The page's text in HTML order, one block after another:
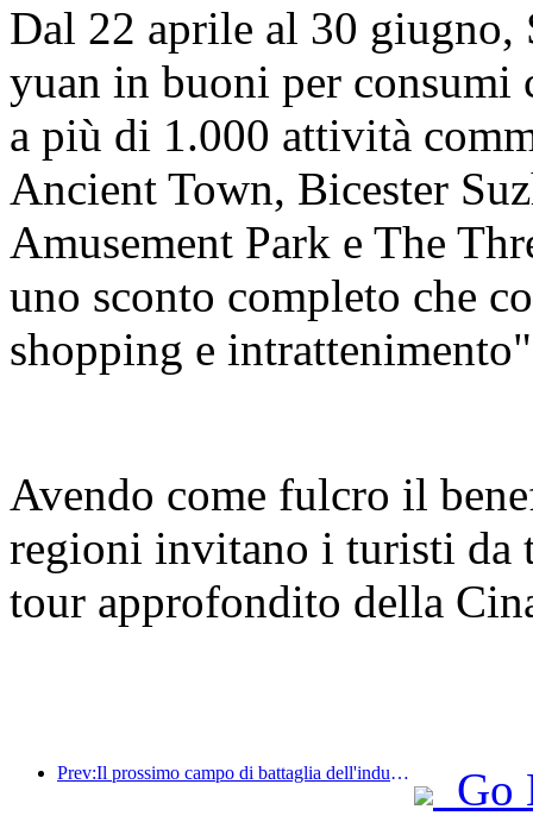
Dal 22 aprile al 30
yuan in buoni per
a più di 1.000 attività
Ancient Town, Bicester
Amusement Park e The
uno sconto completo che
shopping e
Avendo come fulcro il
regioni invitano i turisti da
tour approfondito della
Prev:Il prossimo campo di battaglia dell'industria alberghiera risiede nei geni sostenibili dell'arredamento
Go